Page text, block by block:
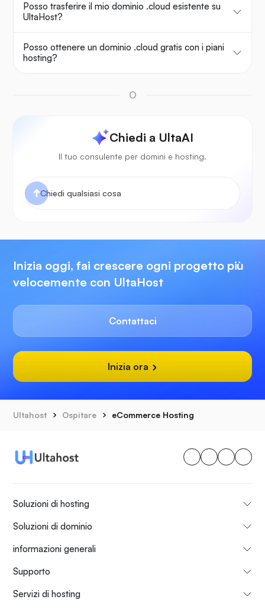
Posso trasferire il mio dominio .cloud esistente su
UltaHost?
Posso ottenere un dominio .cloud gratis con i piani
hosting?
O
Chiedi a UltaAI
Il tuo consulente per domini e hosting.
Inizia oggi, fai crescere ogni progetto più
velocemente con UltaHost
Contattaci
Inizia ora
Ultahost Ospitare eCommerce Hosting
Soluzioni di hosting
Soluzioni di dominio
informazioni generali
Supporto
Servizi di hosting